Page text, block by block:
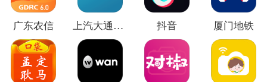
广东农信 上汽大通MAXUS 抖音 厦门地铁